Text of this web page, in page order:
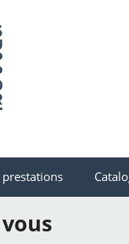
prestations